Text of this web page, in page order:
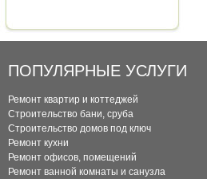
ПОПУЛЯРНЫЕ УСЛУГИ
Ремонт квартир и коттеджей
Строительство бани, сруба
Строительство домов под ключ
Ремонт кухни
Ремонт офисов, помещений
Ремонт ванной комнаты и санузла